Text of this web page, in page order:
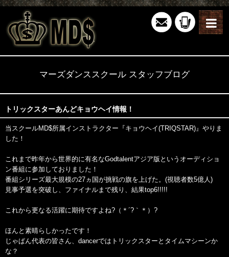
マーズダンススクール スタッフブログ
トリックスターあんどキョウヘイ情報！
当スクールMD$所属インストラクター『キョウヘイ(TRIQSTAR)』やりま
した！
これまで昨年から世界的に有名なGodtalentアジア版というオーディショ
ン番組に参加しておりました！
番組シリーズ最大規模の27ヵ国が挑戦の旗を上げた。(視聴者数5億人)
見事予選を突破し、ファイナルまで残り、結果top6!!!!!
これから更なる活躍に期待ですよね?（＊´?｀＊）?
ほんと素晴らしかったです！
じゃぱん代表の皆さん、dancerではトリックスターとタイムマシーンか
な？